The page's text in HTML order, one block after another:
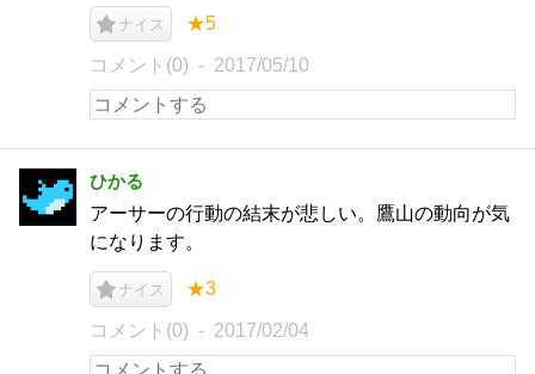
ナイス ★5
コメント(0) 2017/05/10
ひかる
アーサーの行動の結末が悲しい。鷹山の動向が気
になります。
ナイス ★3
コメント(0) 2017/02/04